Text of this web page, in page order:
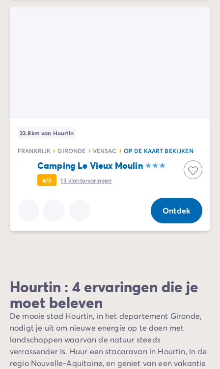
23.8km van Hourtin
FRANKRIJK GIRONDE VENSAC OP DE KAART BEKIJKEN
Camping Le Vieux Moulin
4/5 13 klantervaringen
Ontdek
Hourtin : 4 ervaringen die je
moet beleven
De mooie stad Hourtin, in het departement Gironde,
nodigt je uit om nieuwe energie op te doen met
landschappen waarvan de natuur steeds
verrassender is. Huur een stacaravan in Hourtin, in de
regio Nouvelle-Aquitaine, en geniet van een vakantie